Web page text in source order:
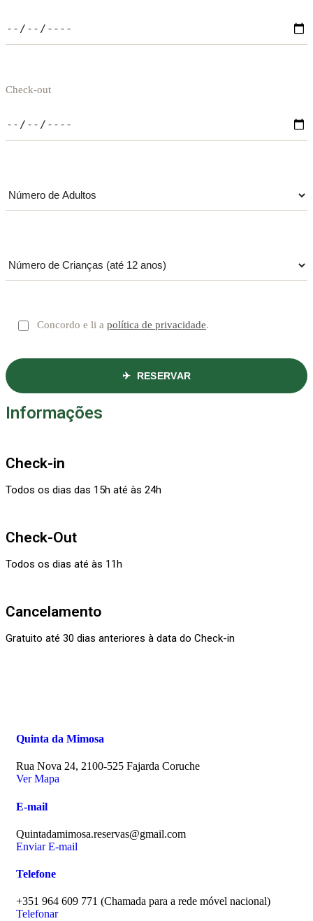
Check-out
Concordo e li a política de privacidade.
Informações
Check-in
Todos os dias das 15h até às 24h
Check-Out
Todos os dias até às 11h
Cancelamento
Gratuito até 30 dias anteriores à data do Check-in
Quinta da Mimosa
Rua Nova 24, 2100-525 Fajarda Coruche
Ver Mapa
E-mail
Quintadamimosa.reservas@gmail.com
Enviar E-mail
Telefone
+351 964 609 771 (Chamada para a rede móvel nacional)
Telefonar